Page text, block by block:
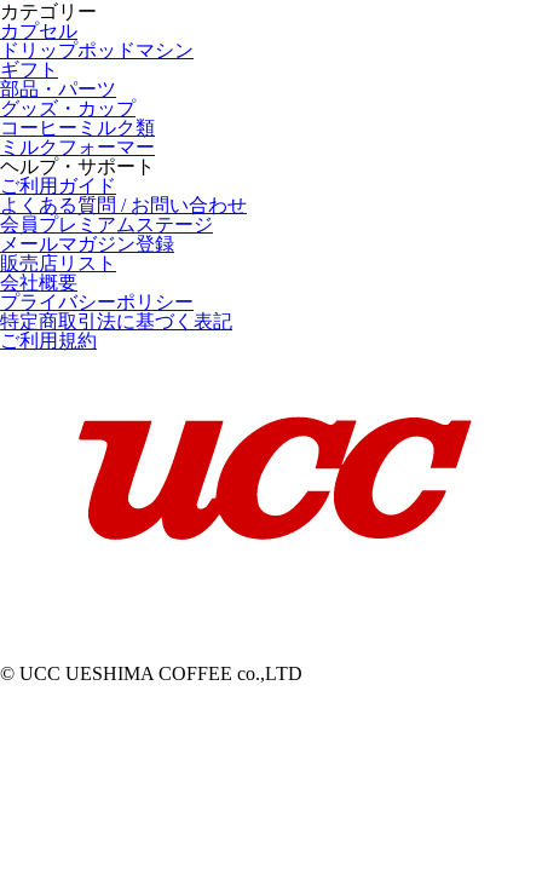
カテゴリー
カプセル
ドリップポッドマシン
ギフト
部品・パーツ
グッズ・カップ
コーヒーミルク類
ミルクフォーマー
ヘルプ・サポート
ご利用ガイド
よくある質問 / お問い合わせ
会員プレミアムステージ
メールマガジン登録
販売店リスト
会社概要
プライバシーポリシー
特定商取引法に基づく表記
ご利用規約
© UCC UESHIMA COFFEE co.,LTD